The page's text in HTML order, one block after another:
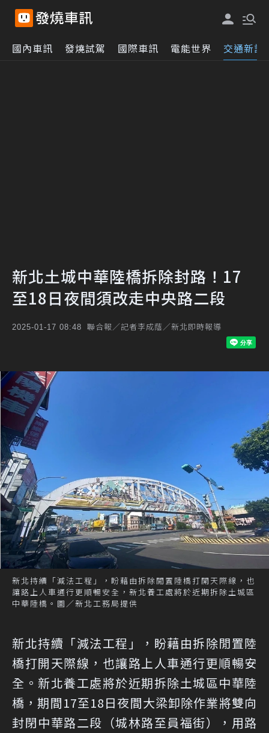
國內車訊 發燒試駕 國際車訊 電能世界 交通新訊
新北土城中華陸橋拆除封路！17
至18日夜間須改走中央路二段
2025-01-17 08:48 聯合報／記者李成蔭／新北即時報導
新北持續「減法工程」，盼藉由拆除閒置陸橋打開天際線，也
讓路上人車通行更順暢安全，新北養工處將於近期拆除土城區
中華陸橋。圖／新北工務局提供
新北持續「減法工程」，盼藉由拆除閒置陸
橋打開天際線，也讓路上人車通行更順暢安
全。新北養工處將於近期拆除土城區中華陸
橋，期間17至18日夜間大梁卸除作業將雙向
封閉中華路二段（城林路至員福街），用路